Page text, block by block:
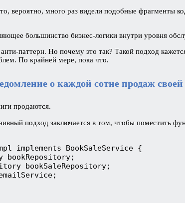
вероятно, много раз видели подобные фрагменты
большинство бизнес-логики внутри уровня
паттерн. Но почему это так? Такой подход
По крайней мере, пока что.
о каждой сотне продаж
продаются.
подход заключается в том, чтобы поместить
implements BookSaleService {
bookRepository;
bookSaleRepository;